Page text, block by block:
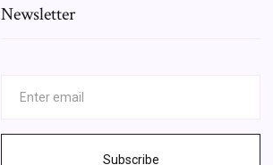
Newsletter
Subscribe